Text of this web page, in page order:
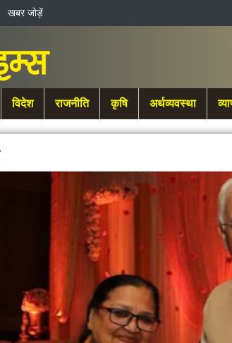
खबर जोड़ें
विदेश राजनीति कृषि अर्थव्यवस्था